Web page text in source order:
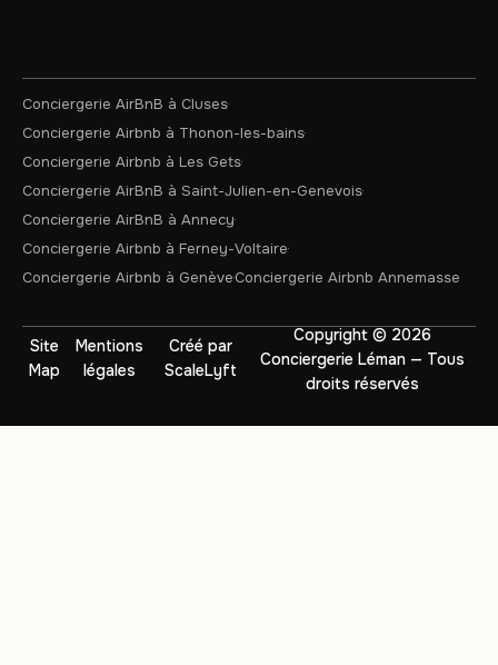
Conciergerie AirBnB à Cluses
Conciergerie Airbnb à Thonon-les-bains
Conciergerie Airbnb à Les Gets
Conciergerie AirBnB à Saint-Julien-en-Genevois
Conciergerie AirBnB à Annecy
Conciergerie Airbnb à Ferney-Voltaire
Conciergerie Airbnb à GenèveConciergerie Airbnb Annemasse
Copyright © 2026
Conciergerie Léman — Tous
droits réservés
Site
Map
Mentions
légales
Créé par
ScaleLyft